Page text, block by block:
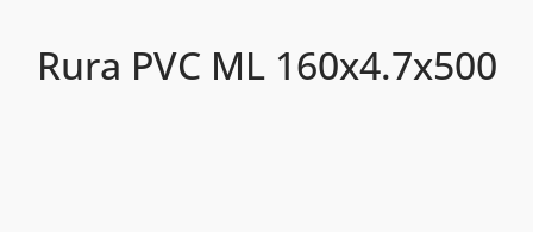
Rura PVC ML 160x4.7x500